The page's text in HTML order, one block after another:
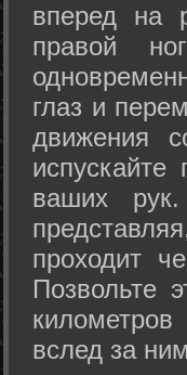
вперед на
правой
глаз и
движения
ваших
проходит
Позвольте
вслед за